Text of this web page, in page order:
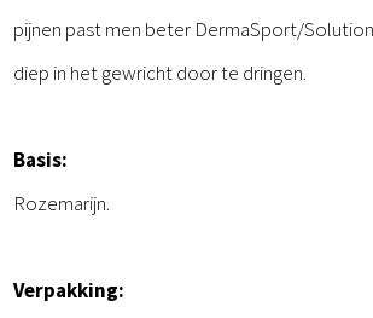
pijnen past men beter DermaSport/
diep in het gewricht door te dringen.
Basis:
Rozemarijn.
Verpakking: